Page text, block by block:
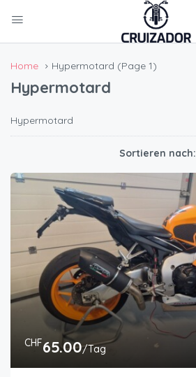
Home Hypermotard (Page 1)
Hypermotard
Hypermotard
Sortieren nach:
CHF65.00/Tag